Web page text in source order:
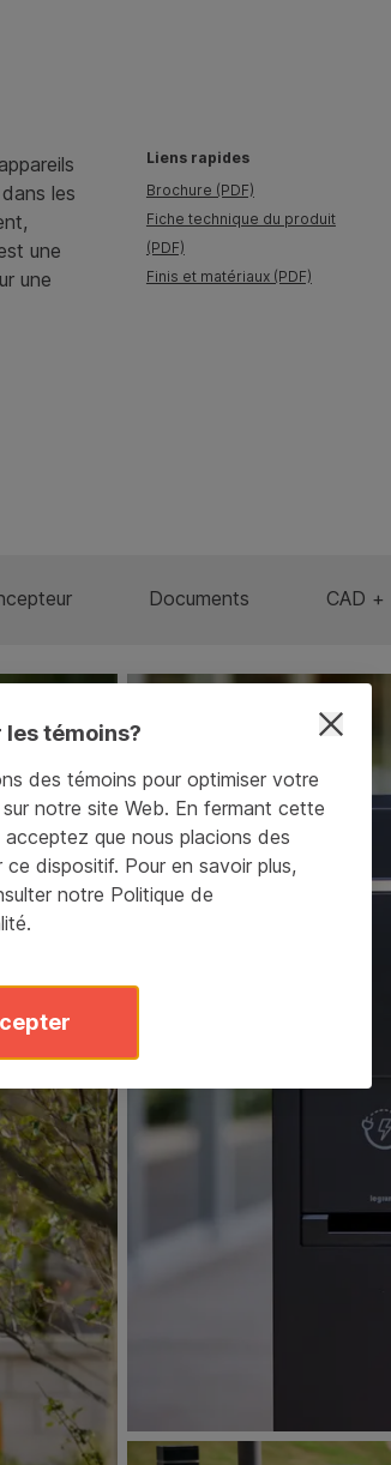
les
une
une
Liens rapides
Brochure (PDF)
Fiche technique du produit
(PDF)
Finis et matériaux (PDF)
Documents CAD +
témoins?
des témoins pour optimiser votre
notre site Web. En fermant cette
que nous placions des
ce dispositif. Pour en savoir plus,
notre Politique de
.